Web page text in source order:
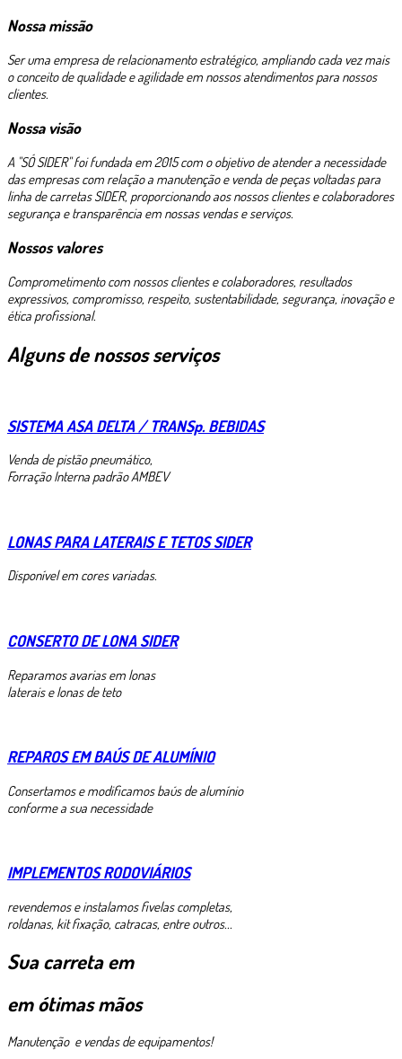
Nossa missão
Ser uma empresa de relacionamento estratégico, ampliando cada vez mais
o conceito de qualidade e agilidade em nossos atendimentos para nossos
clientes.
Nossa visão
A "SÓ SIDER" foi fundada em 2015 com o objetivo de atender a necessidade
das empresas com relação a manutenção e venda de peças voltadas para
linha de carretas SIDER, proporcionando aos nossos clientes e colaboradores
segurança e transparência em nossas vendas e serviços.
Nossos valores
Comprometimento com nossos clientes e colaboradores, resultados
expressivos, compromisso, respeito, sustentabilidade, segurança, inovação e
ética profissional.
Alguns de nossos serviços
SISTEMA ASA DELTA / TRANSp. BEBIDAS
Venda de pistão pneumático,
Forração Interna padrão AMBEV
LONAS PARA LATERAIS E TETOS SIDER
Disponível em cores variadas.
CONSERTO DE LONA SIDER
Reparamos avarias em lonas
laterais e lonas de teto
REPAROS EM BAÚS DE ALUMÍNIO
Consertamos e modificamos baús de alumínio
conforme a sua necessidade
IMPLEMENTOS RODOVIÁRIOS
revendemos e instalamos fivelas completas,
roldanas, kit fixação, catracas, entre outros...
Sua carreta em
em ótimas mãos
Manutenção e vendas de equipamentos!